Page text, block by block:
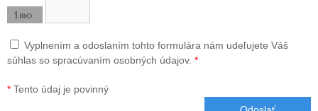
Vyplnením a odoslaním tohto formulára nám udeľujete Váš
súhlas so spracúvaním osobných údajov. *
* Tento údaj je povinný